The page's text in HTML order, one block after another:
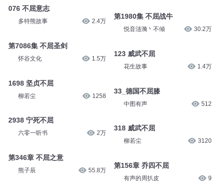
076 不屈意志
多特熊故事 2.4万
第7086集 不屈圣剑
怀谷文化 1.5万
1698 坚贞不屈
柳若尘 1258
2938 宁死不屈
六零一听书 2万
第346章 不屈之意
熊子辰 55.8万
第1980集 不屈战牛
悦音涟漪丶不倾 30.2万
123 威武不屈
花生故事 1.4万
33_德国不屈膝
中图有声 512
318 威武不屈
柳若尘 3120
第156章 乔四不屈
有声的周扒皮 9